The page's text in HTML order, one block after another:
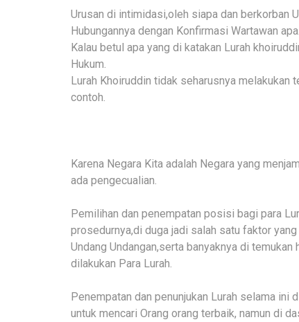
Urusan di intimidasi,oleh siapa dan berkorban
Hubungannya dengan Konfirmasi Wartawan apa.
Kalau betul apa yang di katakan Lurah
Hukum.
Lurah Khoiruddin tidak seharusnya melakukan
contoh.
Karena Negara Kita adalah Negara yang
ada pengecualian.
Pemilihan dan penempatan posisi bagi para
prosedurnya,di duga jadi salah satu faktor
Undang Undangan,serta banyaknya di
dilakukan Para Lurah.
Penempatan dan penunjukan Lurah selama ini
untuk mencari Orang orang terbaik, namun di